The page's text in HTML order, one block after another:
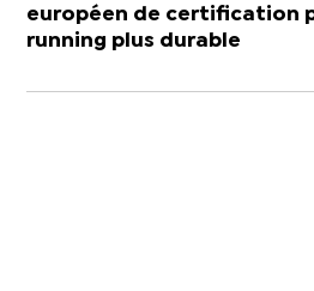
européen de certification
running plus durable